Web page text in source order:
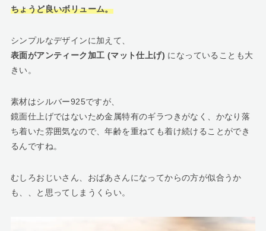
ちょうど良いボリューム。
シンプルなデザインに加えて、
表面がアンティーク加工 (マット仕上げ) になっていることも大
きい。
素材はシルバー925ですが、
鏡面仕上げではないため金属特有のギラつきがなく、かなり落
ち着いた雰囲気なので、年齢を重ねても着け続けることができ
るんですね。
むしろおじいさん、おばあさんになってからの方が似合うか
も、、と思ってしまうくらい。